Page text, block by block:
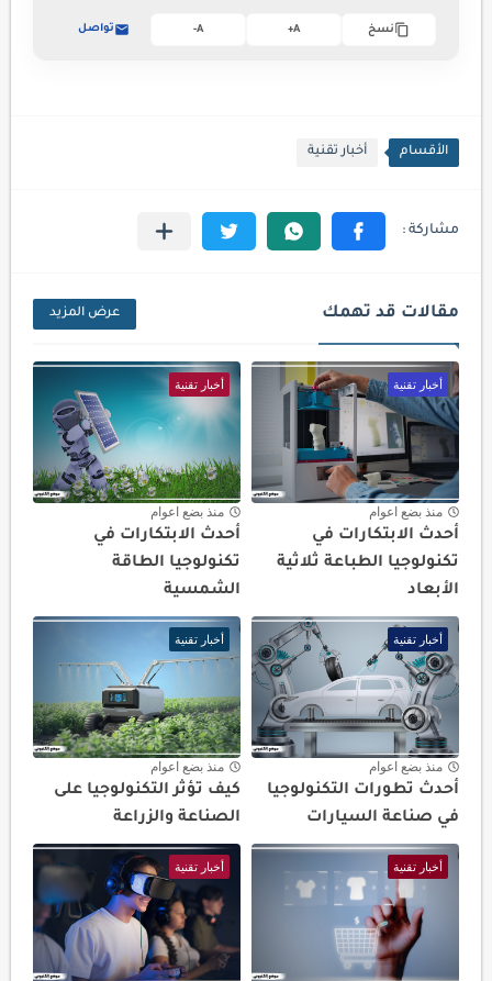
نسخ A+
A- تواصل
الأقسام أخبار تقنية
مقالات قد تهمك عرض المزيد
أخبار تقنية
منذ بضع اعوام
أحدث الابتكارات في
تكنولوجيا الطباعة ثلاثية
الأبعاد
أخبار تقنية
منذ بضع اعوام
أحدث الابتكارات في
تكنولوجيا الطاقة
الشمسية
أخبار تقنية
منذ بضع اعوام
أحدث تطورات التكنولوجيا
في صناعة السيارات
أخبار تقنية
منذ بضع اعوام
كيف تؤثر التكنولوجيا على
الصناعة والزراعة
أخبار تقنية أخبار تقنية